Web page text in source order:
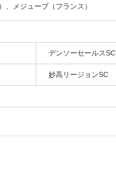
メジューブ（フランス）
デンソーセールスSC
妙高リージョンSC